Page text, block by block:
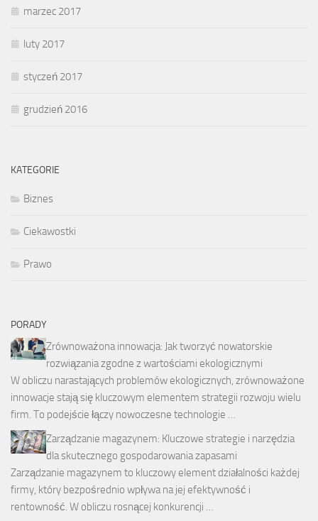
marzec 2017
luty 2017
styczeń 2017
grudzień 2016
KATEGORIE
Biznes
Ciekawostki
Prawo
PORADY
Zrównoważona innowacja: Jak tworzyć nowatorskie
rozwiązania zgodne z wartościami ekologicznymi
W obliczu narastających problemów ekologicznych, zrównoważone
innowacje stają się kluczowym elementem strategii rozwoju wielu
firm. To podejście łączy nowoczesne technologie …
Zarządzanie magazynem: Kluczowe strategie i narzędzia
dla skutecznego gospodarowania zapasami
Zarządzanie magazynem to kluczowy element działalności każdej
firmy, który bezpośrednio wpływa na jej efektywność i
rentowność. W obliczu rosnącej konkurencji …